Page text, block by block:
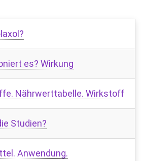
es? Wirkung
Nährwerttabelle. Wirkstoff
Studien?
Anwendung.